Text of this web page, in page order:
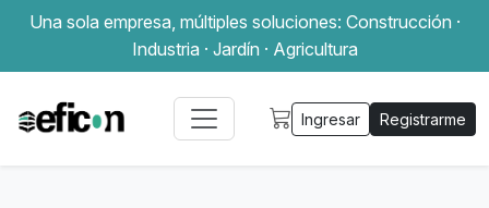
Una sola empresa, múltiples soluciones: Construcción ·
Industria · Jardín · Agricultura
Ingresar Registrarme